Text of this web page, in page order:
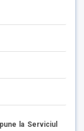
la Serviciul